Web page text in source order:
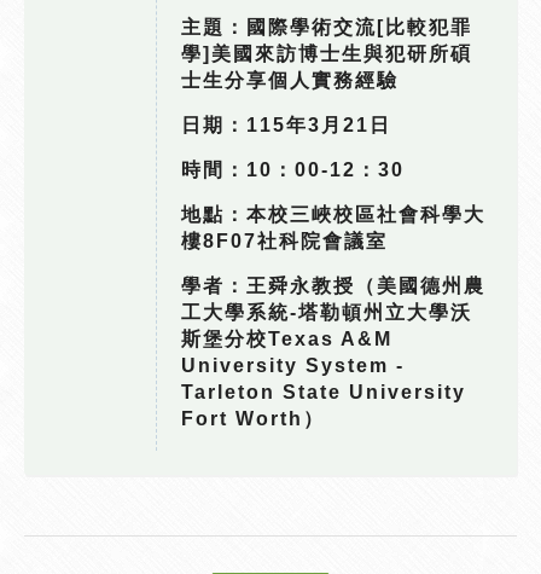
主題：國際學術交流[比較犯罪
學]美國來訪博士生與犯研所碩
士生分享個人實務經驗
日期：115年3月21日
時間：10：00-12：30
地點：本校三峽校區社會科學大
樓8F07社科院會議室
學者：王舜永教授
（美國德州農
工大學系統-塔勒頓州立大學沃
斯堡分校Texas A&M
University System -
Tarleton State University
Fort Worth ）